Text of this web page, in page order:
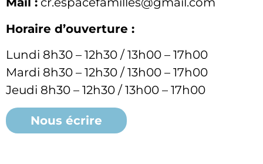
Horaire d’ouverture :
Lundi 8h30 – 12h30 / 13h00 – 17h00
Mardi 8h30 – 12h30 / 13h00 – 17h00
Jeudi 8h30 – 12h30 / 13h00 – 17h00
Nous écrire